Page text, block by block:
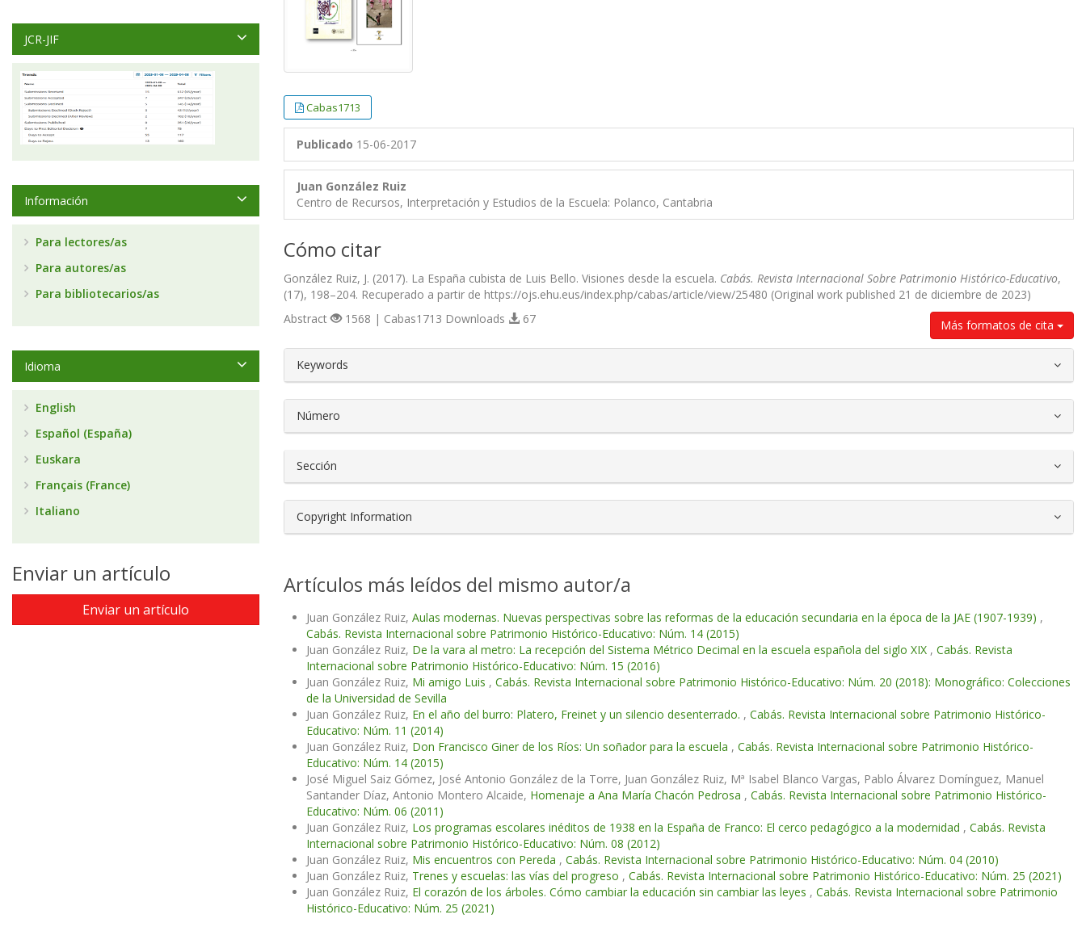
Cabas1713
Publicado 15-06-2017
Juan González Ruiz
Centro de Recursos, Interpretación y Estudios de la Escuela: Polanco, Cantabria
Cómo citar
González Ruiz, J. (2017). La España cubista de Luis Bello. Visiones desde la escuela. Cabás. Revista Internacional Sobre Patrimonio Histórico-Educativo,
(17), 198–204. Recuperado a partir de https://ojs.ehu.eus/index.php/cabas/article/view/25480 (Original work published 21 de diciembre de 2023)
Más formatos de cita
Abstract 1568 | Cabas1713 Downloads 67
##plugins.themes.bootstrap3.article.details##
Keywords
Número
Sección
Copyright Information
Artículos más leídos del mismo autor/a
Juan González Ruiz, Aulas modernas. Nuevas perspectivas sobre las reformas de la educación secundaria en la época de la JAE (1907-1939) ,
Cabás. Revista Internacional sobre Patrimonio Histórico-Educativo: Núm. 14 (2015)
Juan González Ruiz, De la vara al metro: La recepción del Sistema Métrico Decimal en la escuela española del siglo XIX , Cabás. Revista
Internacional sobre Patrimonio Histórico-Educativo: Núm. 15 (2016)
Juan González Ruiz, Mi amigo Luis , Cabás. Revista Internacional sobre Patrimonio Histórico-Educativo: Núm. 20 (2018): Monográfico: Colecciones
de la Universidad de Sevilla
Juan González Ruiz, En el año del burro: Platero, Freinet y un silencio desenterrado. , Cabás. Revista Internacional sobre Patrimonio Histórico-
Educativo: Núm. 11 (2014)
Juan González Ruiz, Don Francisco Giner de los Ríos: Un soñador para la escuela , Cabás. Revista Internacional sobre Patrimonio Histórico-
Educativo: Núm. 14 (2015)
José Miguel Saiz Gómez, José Antonio González de la Torre, Juan González Ruiz, Mª Isabel Blanco Vargas, Pablo Álvarez Domínguez, Manuel
Santander Díaz, Antonio Montero Alcaide, Homenaje a Ana María Chacón Pedrosa , Cabás. Revista Internacional sobre Patrimonio Histórico-
Educativo: Núm. 06 (2011)
Juan González Ruiz, Los programas escolares inéditos de 1938 en la España de Franco: El cerco pedagógico a la modernidad , Cabás. Revista
Internacional sobre Patrimonio Histórico-Educativo: Núm. 08 (2012)
Juan González Ruiz, Mis encuentros con Pereda , Cabás. Revista Internacional sobre Patrimonio Histórico-Educativo: Núm. 04 (2010)
Juan González Ruiz, Trenes y escuelas: las vías del progreso , Cabás. Revista Internacional sobre Patrimonio Histórico-Educativo: Núm. 25 (2021)
Juan González Ruiz, El corazón de los árboles. Cómo cambiar la educación sin cambiar las leyes , Cabás. Revista Internacional sobre Patrimonio
Histórico-Educativo: Núm. 25 (2021)
JCR-JIF
Información
Para lectores/as
Para autores/as
Para bibliotecarios/as
Idioma
English
Español (España)
Euskara
Français (France)
Italiano
Enviar un artículo
Enviar un artículo